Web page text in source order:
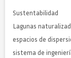
Sustentabilidad
Lagunas
espacios de
sistema de